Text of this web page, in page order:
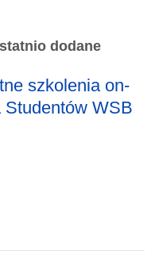
dodane
szkolenia on-
Studentów WSB